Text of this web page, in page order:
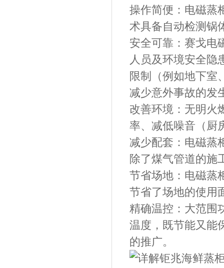
操作简便：电磁蒸
术具备自动检测锅
安全可靠：赛戈电
人员及环境安全隐
限制（例如地下室
减少意外事故的发
改善环境：无明火
率、减低噪音（厨
减少配套：电磁蒸
除了煤气管道的施
节省场地：电磁蒸
节省了场地的使用
精确温控：大范围
温度，既节能又能
的推广。